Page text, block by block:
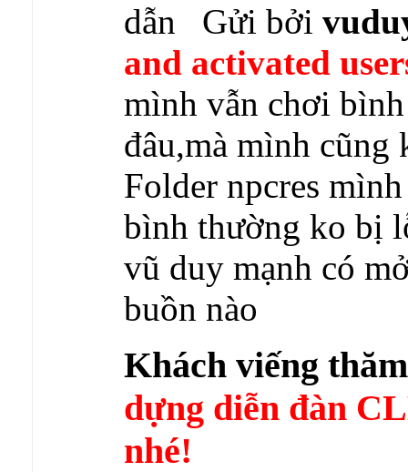
Gửi bởi
and activated
mình vẫn chơi
đâu,mà mình cũng
Folder npcres
bình thường ko bị
vũ duy mạnh có
buồn nào
Khách viếng
dựng diễn đàn
nhé!